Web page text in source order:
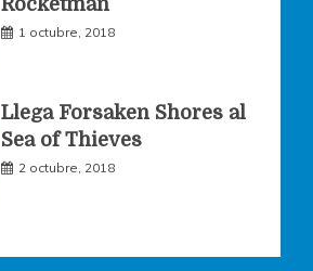
Rocketman
1 octubre, 2018
Llega Forsaken Shores al
Sea of Thieves
2 octubre, 2018